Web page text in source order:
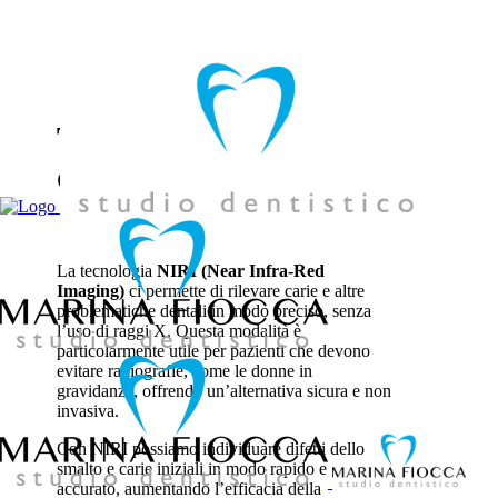
Tecnologia NIRI: diagnosi
delle carie senza radiografie
La tecnologiaNIRI (Near Infra-Red
Imaging) ci permette di rilevare carie e altre
problematiche dentali in modo preciso, senza
l’uso di raggi X. Questa modalità è
particolarmente utile per pazienti che devono
evitare radiografie, come le donne in
gravidanza, offrendo un’alternativa sicura e non
invasiva.
Con NIRI possiamo individuare difetti dello
smalto e carie iniziali in modo rapido e
accurato, aumentando l’efficacia della